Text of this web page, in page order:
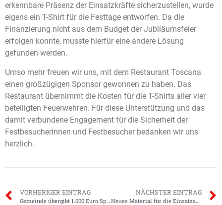
erkennbare Präsenz der Einsatzkräfte sicherzustellen, wurde
eigens ein T-Shirt für die Festtage entworfen. Da die
Finanzierung nicht aus dem Budget der Jubiläumsfeier
erfolgen konnte, musste hierfür eine andere Lösung
gefunden werden.
Umso mehr freuen wir uns, mit dem Restaurant Toscana
einen großzügigen Sponsor gewonnen zu haben. Das
Restaurant übernimmt die Kosten für die T-Shirts aller vier
beteiligten Feuerwehren. Für diese Unterstützung und das
damit verbundene Engagement für die Sicherheit der
Festbesucherinnen und Festbesucher bedanken wir uns
herzlich.
VORHERIGER EINTRAG NÄCHSTER EINTRAG
Neues Material für die Einsatzabteilung